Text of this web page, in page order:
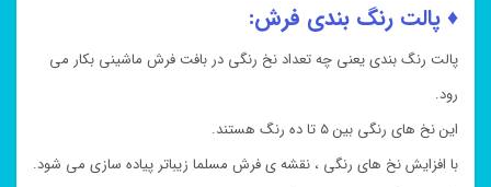
♦ پالت رنگ بندی فرش:
پالت رنگ بندی یعنی چه تعداد نخ رنگی در بافت فرش ماشینی بکار می
رود.
این نخ های رنگی بین ۵ تا ده رنگ هستند.
با افزایش نخ های رنگی ، نقشه ی فرش مسلما زیباتر پیاده سازی می شود.